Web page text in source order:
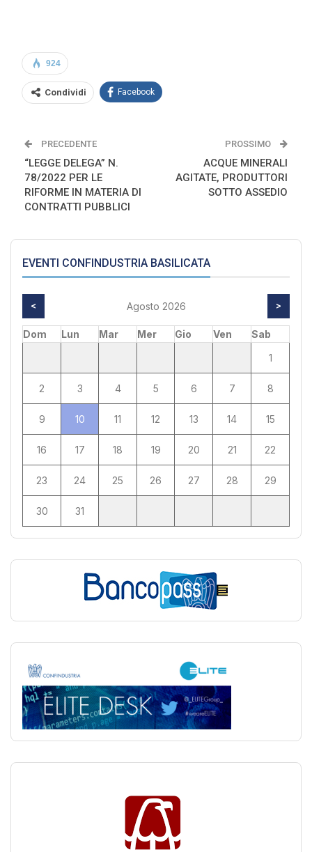
924
Condividi Facebook
PRECEDENTE
“LEGGE DELEGA” N.
78/2022 PER LE
RIFORME IN MATERIA DI
CONTRATTI PUBBLICI
PROSSIMO
ACQUE MINERALI
AGITATE, PRODUTTORI
SOTTO ASSEDIO
EVENTI CONFINDUSTRIA BASILICATA
< Agosto 2026 >
Dom Lun Mar Mer Gio Ven
Sab
1
2 3 4 5 6 7 8
9 10 11 12 13 14 15
16 17 18 19 20 21 22
23 24 25 26 27 28 29
30 31